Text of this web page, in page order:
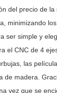
del precio de la
minimizando
ser simple y
el CNC de 4
las
de madera.
vez que se